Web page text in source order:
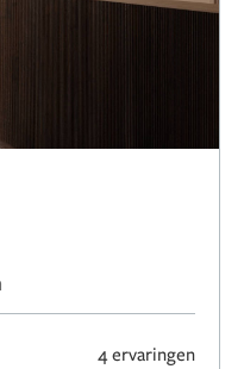
4 ervaringen